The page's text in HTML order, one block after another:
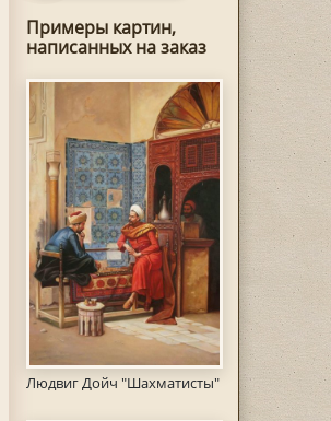
Примеры картин,
написанных на заказ
Людвиг Дойч "Шахматисты"